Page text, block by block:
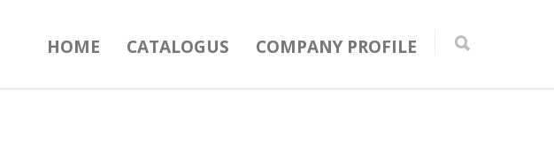
HOME CATALOGUS COMPANY PROFILE